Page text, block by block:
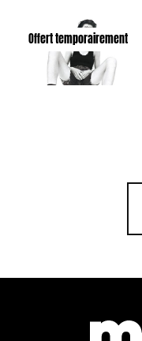
Offert temporairement